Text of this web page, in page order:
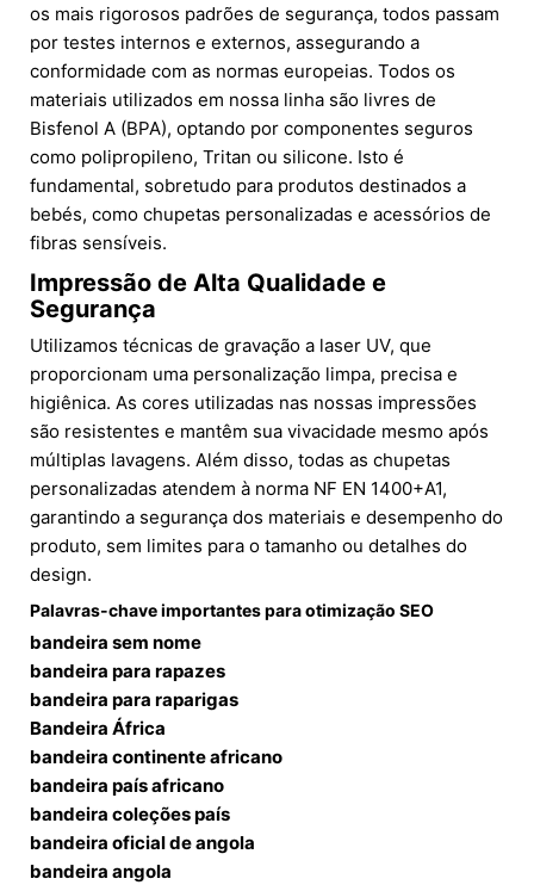
os mais rigorosos padrões de segurança, todos passam
por testes internos e externos, assegurando a
conformidade com as normas europeias. Todos os
materiais utilizados em nossa linha são livres de
Bisfenol A (BPA), optando por componentes seguros
como polipropileno, Tritan ou silicone. Isto é
fundamental, sobretudo para produtos destinados a
bebés, como chupetas personalizadas e acessórios de
fibras sensíveis.
Impressão de Alta Qualidade e
Segurança
Utilizamos técnicas de gravação a laser UV, que
proporcionam uma personalização limpa, precisa e
higiênica. As cores utilizadas nas nossas impressões
são resistentes e mantêm sua vivacidade mesmo após
múltiplas lavagens. Além disso, todas as chupetas
personalizadas atendem à norma NF EN 1400+A1,
garantindo a segurança dos materiais e desempenho do
produto, sem limites para o tamanho ou detalhes do
design.
Palavras-chave importantes para otimização SEO
bandeira sem nome
bandeira para rapazes
bandeira para raparigas
Bandeira África
bandeira continente africano
bandeira país africano
bandeira coleções país
bandeira oficial de angola
bandeira angola